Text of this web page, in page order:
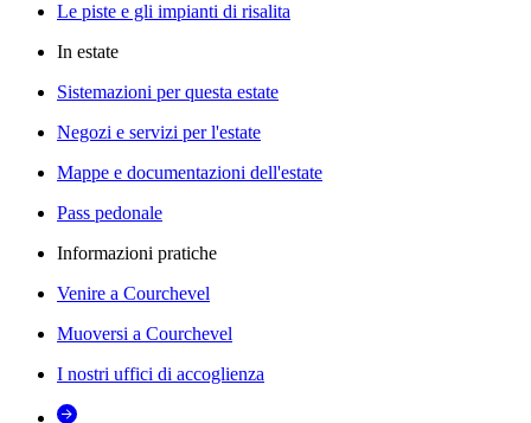
Le piste e gli impianti di risalita
In estate
Sistemazioni per questa estate
Negozi e servizi per l'estate
Mappe e documentazioni dell'estate
Pass pedonale
Informazioni pratiche
Venire a Courchevel
Muoversi a Courchevel
I nostri uffici di accoglienza